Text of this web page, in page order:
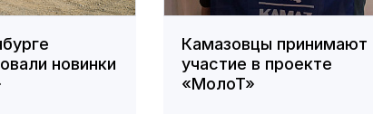
новинки
Камазовцы принимают
участие в проекте
«МолоТ»